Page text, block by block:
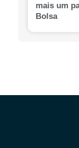
mais um
Bolsa